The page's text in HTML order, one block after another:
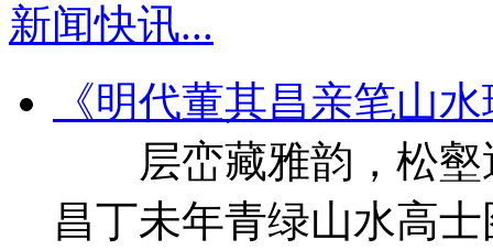
新闻快讯...
《明代董其昌亲笔山
层峦藏雅韵，松壑
昌丁未年青绿山水